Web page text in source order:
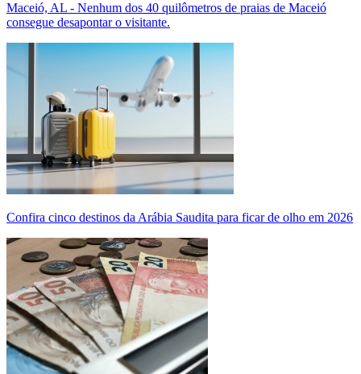
Maceió, AL - Nenhum dos 40 quilômetros de praias de Maceió
consegue desapontar o visitante.
Confira cinco destinos da Arábia Saudita para ficar de olho em 2026